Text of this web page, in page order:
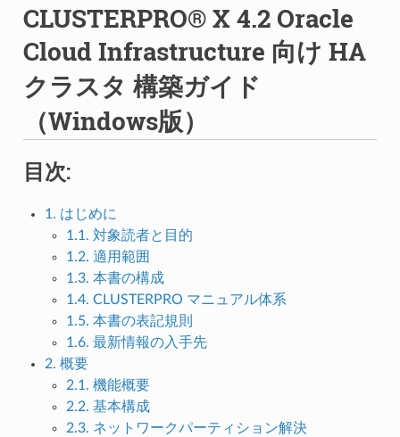
CLUSTERPRO® X 4.2 Oracle
Cloud Infrastructure 向け HA
クラスタ 構築ガイド
（Windows版）
目次:
1. はじめに
1.1. 対象読者と目的
1.2. 適用範囲
1.3. 本書の構成
1.4. CLUSTERPRO マニュアル体系
1.5. 本書の表記規則
1.6. 最新情報の入手先
2. 概要
2.1. 機能概要
2.2. 基本構成
2.3. ネットワークパーティション解決